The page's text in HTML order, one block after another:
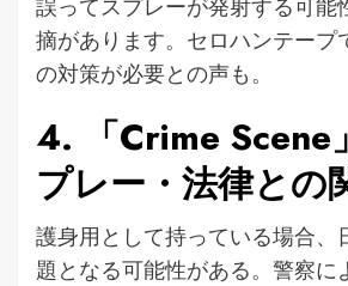
摘があります。セロハンテープ
の対策が必要との声も。
4. 「Crime Scene
プレー・法律との
護身用として持っている場合、
題となる可能性がある。警察に